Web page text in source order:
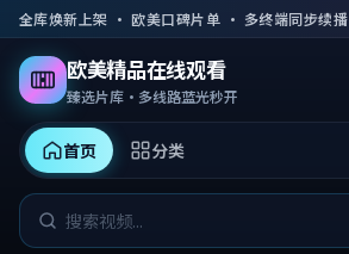
跳到主要内容
全库焕新上架 · 欧美口碑片单 · 多终端同步续播
欧美精品在线观看
臻选片库·多线路蓝光秒开
首页 分类